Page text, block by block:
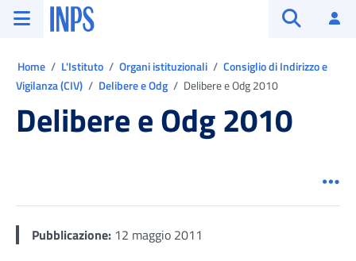
Vai al menu principale
Vai al contenuto principale
Vai al pie' di pagina
INPS ()
Home L'Istituto Organi istituzionali
Consiglio di Indirizzo e
Vigilanza (CIV)
Delibere e Odg Delibere e Odg 2010
Delibere e Odg 2010
Pubblicazione: 12 maggio 2011